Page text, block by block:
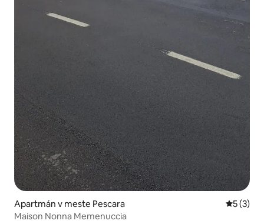
Apartmán v meste Pescara
5 (3)
Maison Nonna Memenuccia